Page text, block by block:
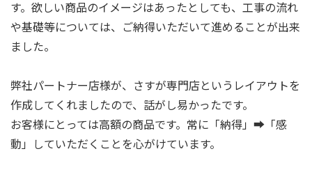
す。欲しい商品のイメージはあったとしても、工事の流れ
や基礎等については、ご納得いただいて進めることが出来
ました。
弊社パートナー店様が、さすが専門店というレイアウトを
作成してくれましたので、話がし易かったです。
お客様にとっては高額の商品です。常に「納得」➡「感
動」していただくことを心がけています。